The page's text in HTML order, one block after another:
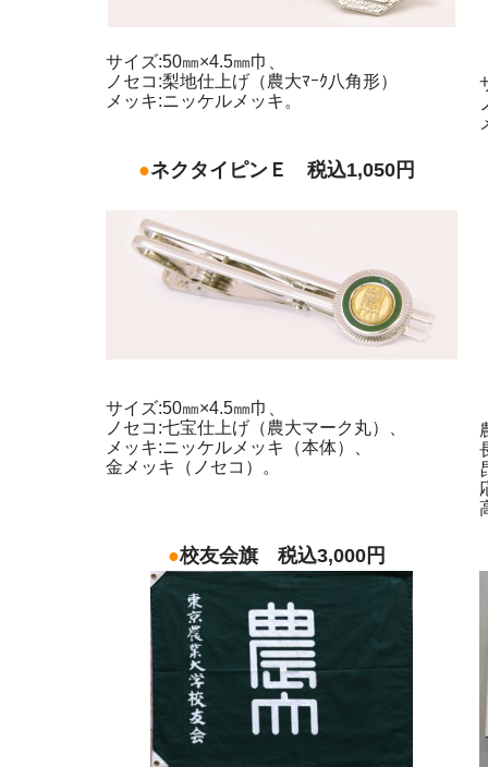
サイズ:50㎜×4.5㎜巾、
ノセコ:梨地仕上げ（農大ﾏｰｸ八角形）
メッキ:ニッケルメッキ。
●ネクタイピンＥ 税込1,050円
サイズ:50㎜×4.5㎜巾、
ノセコ:七宝仕上げ（農大マーク丸）、
メッキ:ニッケルメッキ（本体）、
金メッキ（ノセコ）。
●校友会旗 税込3,000円